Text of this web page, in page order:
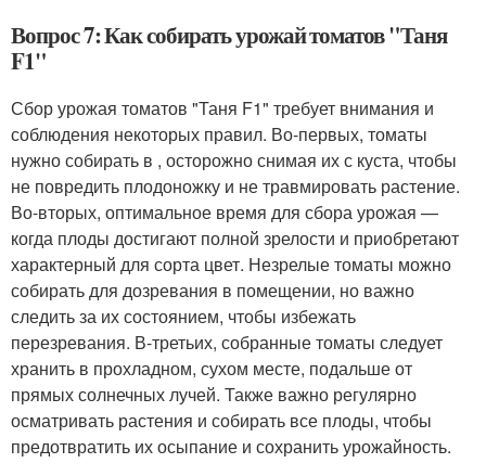
Вопрос 7: Как собирать урожай томатов "Таня
F1"
Сбор урожая томатов "Таня F1" требует внимания и
соблюдения некоторых правил. Во-первых, томаты
нужно собирать в , осторожно снимая их с куста, чтобы
не повредить плодоножку и не травмировать растение.
Во-вторых, оптимальное время для сбора урожая —
когда плоды достигают полной зрелости и приобретают
характерный для сорта цвет. Незрелые томаты можно
собирать для дозревания в помещении, но важно
следить за их состоянием, чтобы избежать
перезревания. В-третьих, собранные томаты следует
хранить в прохладном, сухом месте, подальше от
прямых солнечных лучей. Также важно регулярно
осматривать растения и собирать все плоды, чтобы
предотвратить их осыпание и сохранить урожайность.